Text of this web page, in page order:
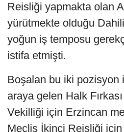
Reisliği yapmakta olan
yürütmekte olduğu
yoğun iş temposu
istifa etmişti.
Boşalan bu iki pozisyon
araya gelen Halk
Vekilliği için Erzincan
Meclis İkinci Reisliği için